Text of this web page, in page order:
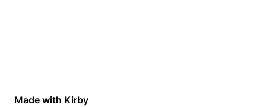
Made with Kirby